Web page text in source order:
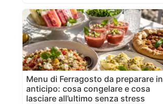
Menu di Ferragosto da preparare in
anticipo: cosa congelare e cosa
lasciare all’ultimo senza stress